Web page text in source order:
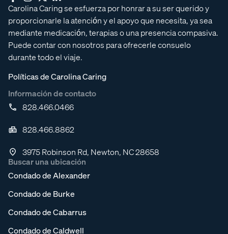
Carolina Caring se esfuerza por honrar a su ser querido y
proporcionarle la atención y el apoyo que necesita, ya sea
mediante medicación, terapias o una presencia compasiva.
Puede contar con nosotros para ofrecerle consuelo
durante todo el viaje.
Políticas de Carolina Caring
Información de contacto
828.466.0466
828.466.8862
3975 Robinson Rd, Newton, NC 28658
Buscar una ubicación
Condado de Alexander
Condado de Burke
Condado de Cabarrus
Condado de Caldwell